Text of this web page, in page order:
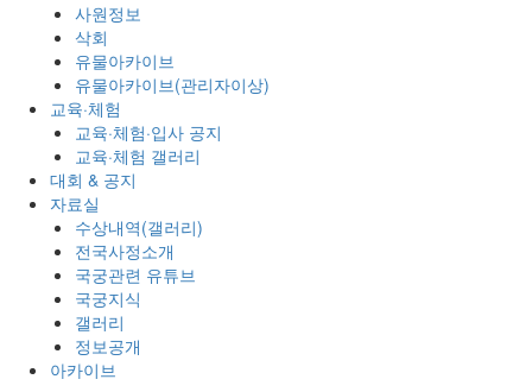
사원정보
삭회
유물아카이브
유물아카이브(관리자이상)
교육·체험
교육·체험·입사 공지
교육·체험 갤러리
대회 & 공지
자료실
수상내역(갤러리)
전국사정소개
국궁관련 유튜브
국궁지식
갤러리
정보공개
아카이브